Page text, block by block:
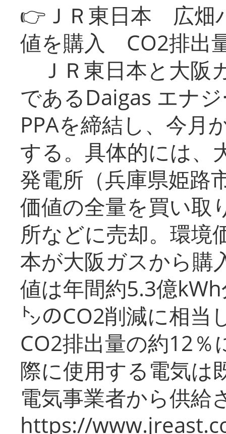
👉ＪＲ東日本 広畑
値を購入 CO2排出
ＪＲ東日本と大阪
であるDaigas エナ
PPAを締結し、今月
する。具体的には、
発電所（兵庫県姫路
価値の全量を買い取
所などに売却。環境
本が大阪ガスから購
値は年間約5.3億
㌧のCO2削減に相当
CO2排出量の約12％
際に使用する電気は
電気事業者から供給
https://